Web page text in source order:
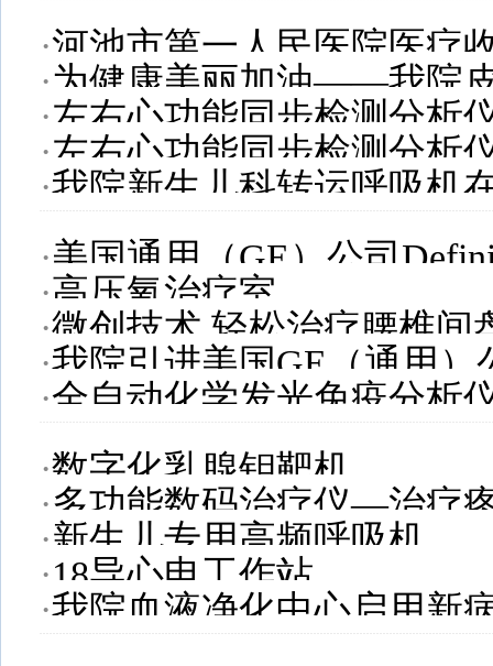
接种工作有序进行
·河池市第一人民医院医
电子取票不排队 服务便捷
·为健康美丽加油——我院
谱紫外线治疗新项目
·左右心功能同步检测分析
分析功能）
·左右心功能同步检测分析
分析功能）
·我院新生儿科转运呼吸机
·美国通用（GE）公司
字化医用X射线摄影系统
·高压氧治疗室
·微创技术 轻松治疗腰椎间
·我院引进美国GE（通用）
端宝石能谱CT
·全自动化学发光免疫分析
·数字化乳腺钼靶机
·多功能数码治疗仪—治疗
·新生儿专用高频呼吸机
·18导心电工作站
·我院血液净化中心启用新